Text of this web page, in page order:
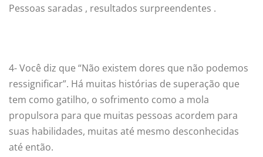
Pessoas saradas , resultados surpreendentes .
4- Você diz que “Não existem dores que não podemos
ressignificar”. Há muitas histórias de superação que
tem como gatilho, o sofrimento como a mola
propulsora para que muitas pessoas acordem para
suas habilidades, muitas até mesmo desconhecidas
até então.